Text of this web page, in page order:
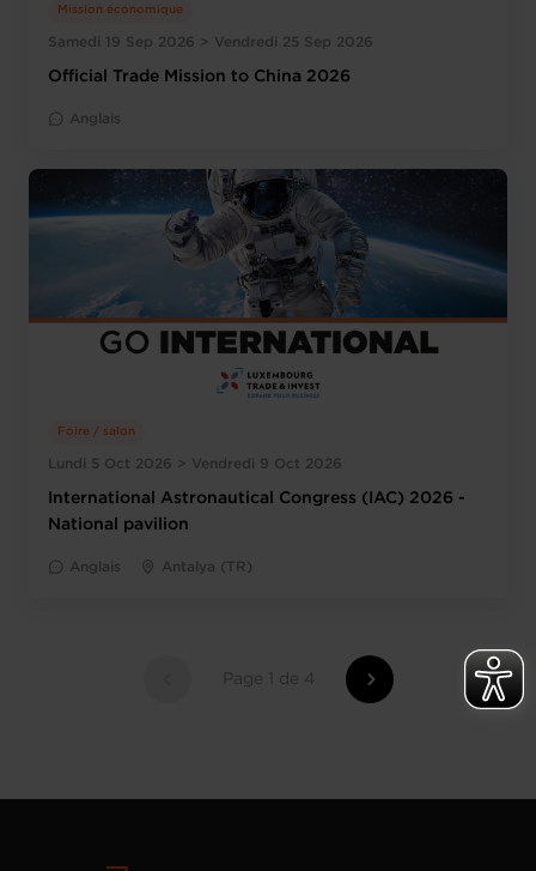
Samedi 19 Sep 2026 > Vendredi 25 Sep 2026
Mission économique
Official Trade Mission to China 2026
Anglais
Lundi 5 Oct 2026 > Vendredi 9 Oct 2026
Foire / salon
International Astronautical Congress (IAC) 2026 -
National pavilion
Anglais Antalya (TR)
Page 1 de 4